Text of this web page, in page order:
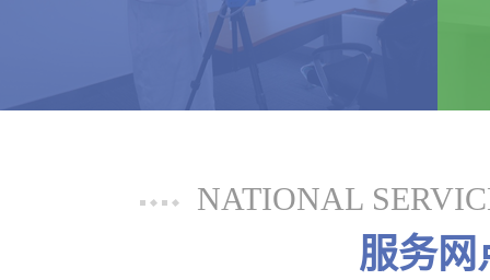
NATIONAL
服务网